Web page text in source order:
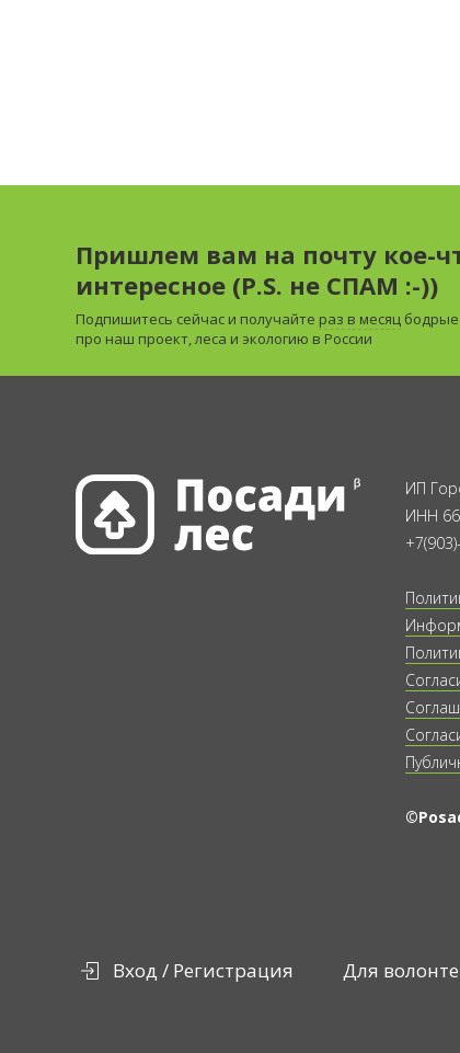
Пришлем вам на почту кое-
интересное (P.S. не СПАМ :-))
Подпишитесь сейчас и получайте раз в месяц бодрые
про наш проект, леса и экологию в России
ИП
ИНН
Вход / Регистрация Для